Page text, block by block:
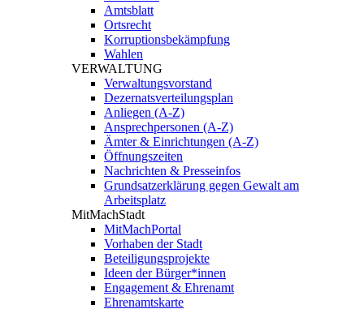
Amtsblatt
Ortsrecht
Korruptionsbekämpfung
Wahlen
VERWALTUNG
Verwaltungsvorstand
Dezernatsverteilungsplan
Anliegen (A-Z)
Ansprechpersonen (A-Z)
Ämter & Einrichtungen (A-Z)
Öffnungszeiten
Nachrichten & Presseinfos
Grundsatzerklärung gegen Gewalt am
Arbeitsplatz
MitMachStadt
MitMachPortal
Vorhaben der Stadt
Beteiligungsprojekte
Ideen der Bürger*innen
Engagement & Ehrenamt
Ehrenamtskarte